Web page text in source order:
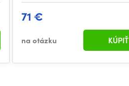
71 €
na otázku KÚPIŤ